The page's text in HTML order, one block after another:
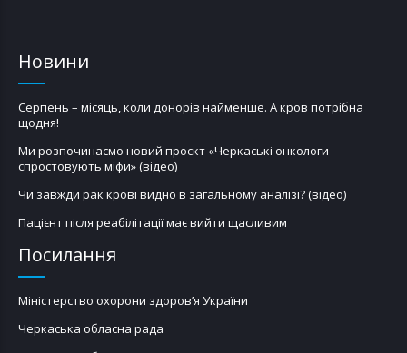
Новини
Серпень – місяць, коли донорів найменше. А кров потрібна
щодня!
Ми розпочинаємо новий проєкт «Черкаські онкологи
спростовують міфи» (відео)
Чи завжди рак крові видно в загальному аналізі? (відео)
Пацієнт після реабілітації має вийти щасливим
Посилання
Міністерство охорони здоров’я України
Черкаська обласна рада